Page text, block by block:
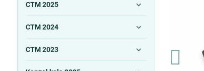
CTM 2025
CTM 2024
CTM 2023